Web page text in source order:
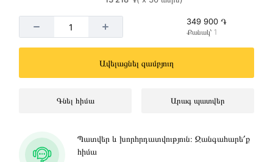
349 900 ֏
Քանակ՝ 1
Ավելացնել զամբյուղ
Գնել հիմա Արագ պատվեր
Պատվեր և խորհրդատվություն։ Զանգահարե՛ք
հիմա